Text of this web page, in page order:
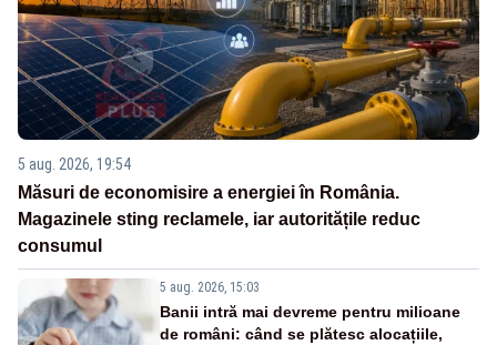
5 aug. 2026, 19:54
Măsuri de economisire a energiei în România.
Magazinele sting reclamele, iar autoritățile reduc
consumul
5 aug. 2026, 15:03
Banii intră mai devreme pentru milioane
de români: când se plătesc alocațiile,